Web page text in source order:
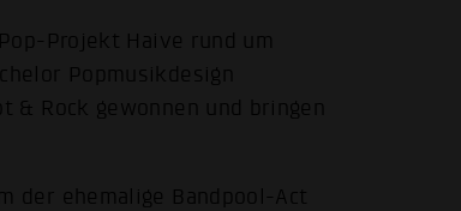
Projekt Haive rund um
Popmusikdesign
& Rock gewonnen und bringen
der ehemalige Bandpool-Act